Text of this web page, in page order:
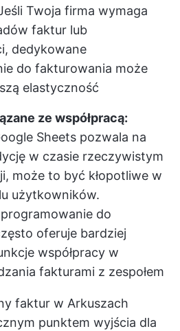
Twoja firma wymaga
faktur lub
dedykowane
do fakturowania może
elastyczność
ze współpracą:
Sheets pozwala na
w czasie rzeczywistym
może to być kłopotliwe w
użytkowników.
do
oferuje bardziej
współpracy w
fakturami z zespołem
faktur w Arkuszach
punktem wyjścia dla